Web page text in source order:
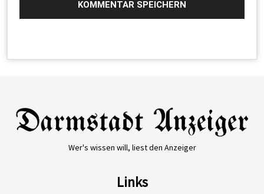
Wer's wissen will, liest den Anzeiger
Links